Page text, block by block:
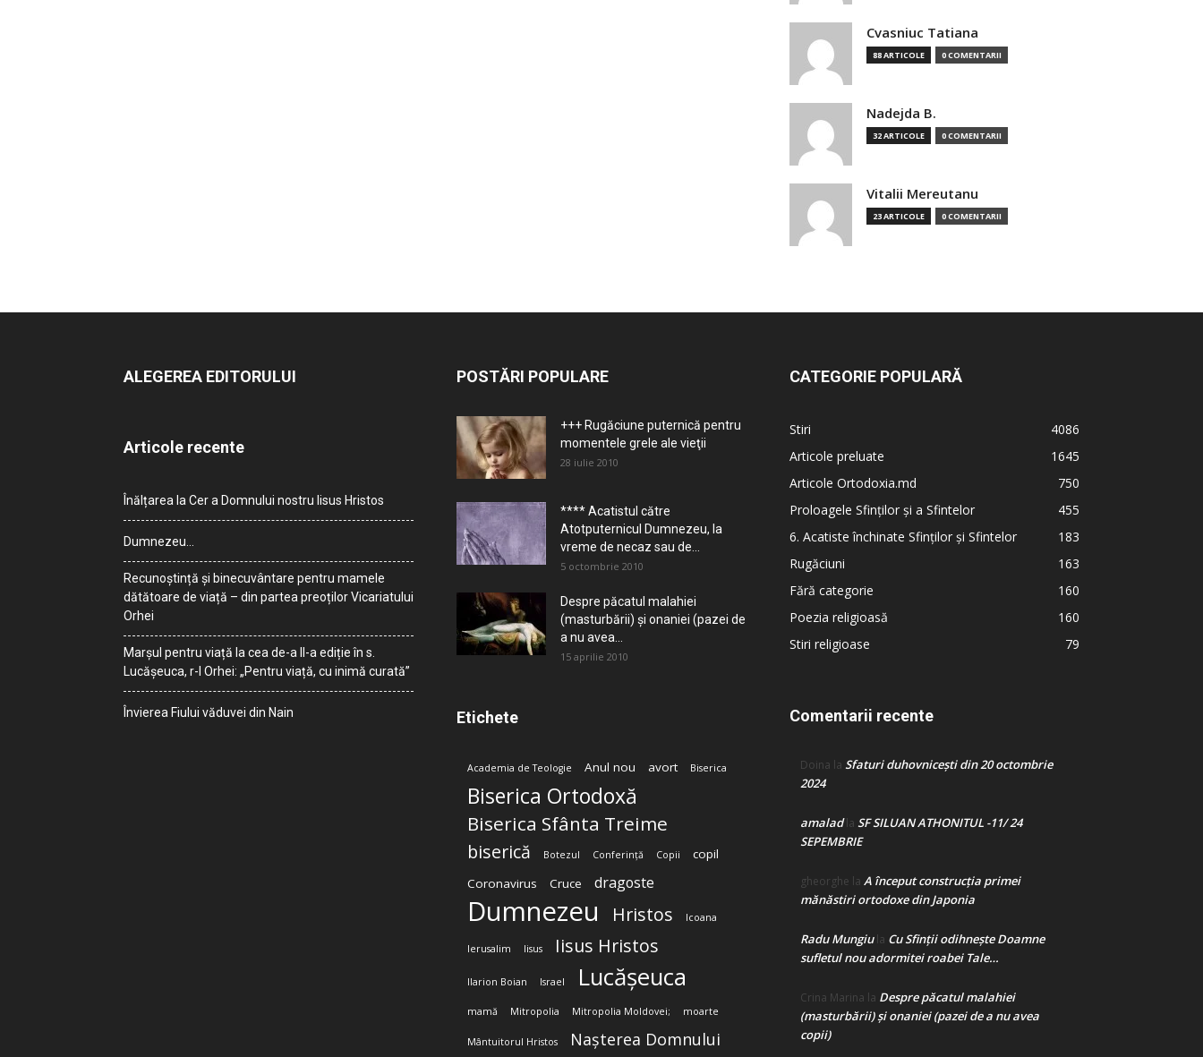
Cvasniuc Tatiana
88 ARTICOLE 0 COMENTARII
Nadejda B.
32 ARTICOLE 0 COMENTARII
Vitalii Mereutanu
23 ARTICOLE 0 COMENTARII
ALEGEREA EDITORULUI
Articole recente
Înălțarea la Cer a Domnului nostru Iisus Hristos
Dumnezeu…
Recunoștință și binecuvântare pentru mamele
dătătoare de viață – din partea preoților Vicariatului
Orhei
Marșul pentru viață la cea de-a II-a ediție în s.
Lucășeuca, r-l Orhei: „Pentru viață, cu inimă curată”
Învierea Fiului văduvei din Nain
POSTĂRI POPULARE
+++ Rugăciune puternică pentru
momentele grele ale vieţii
28 iulie 2010
**** Acatistul către
Atotputernicul Dumnezeu, la
vreme de necaz sau de...
5 octombrie 2010
Despre păcatul malahiei
(masturbării) şi onaniei (pazei de
a nu avea...
15 aprilie 2010
Etichete
Academia de Teologie Anul nou avort Biserica
Biserica Ortodoxă
Biserica Sfânta Treime
biserică Botezul Conferință Copii
copil
Coronavirus
Cruce dragoste
Dumnezeu Hristos Icoana
Ierusalim Iisus Iisus Hristos
Ilarion Boian Israel Lucășeuca
mamă Mitropolia Mitropolia Moldovei; moarte
Mântuitorul Hristos Nașterea Domnului
CATEGORIE POPULARĂ
Stiri
4086
Articole preluate
1645
Articole Ortodoxia.md
750
Proloagele Sfinților și a Sfintelor
455
6. Acatiste închinate Sfinților și Sfintelor
183
Rugăciuni
163
Fără categorie
160
Poezia religioasă
160
Stiri religioase
79
Comentarii recente
Doina la Sfaturi duhovnicești din 20 octombrie
2024
amaladla SF SILUAN ATHONITUL -11/ 24
SEPEMBRIE
gheorghe la A început construcţia primei
mănăstiri ortodoxe din Japonia
Radu Mungiula Cu Sfinții odihnește Doamne
sufletul nou adormitei roabei Tale…
Crina Marina la Despre păcatul malahiei
(masturbării) şi onaniei (pazei de a nu avea
copii)